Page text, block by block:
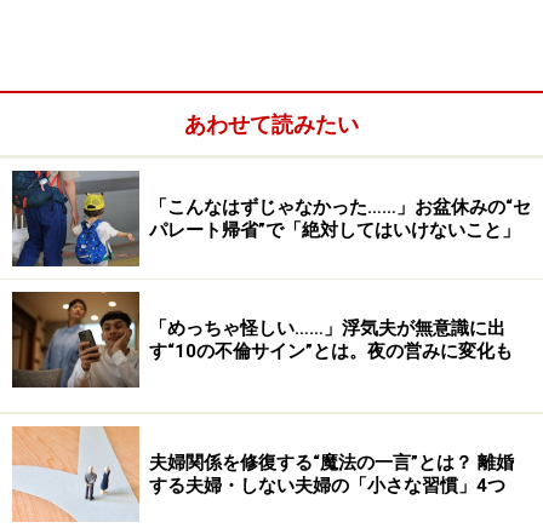
＜目次＞
女性の半数以上が「いらないプレゼントをもらったこと
がある」と回答
女性がもらって困るプレゼント1：服
女性がもらって困るプレゼント2：チープなアクセサリ
女性がもらって困るプレゼント3：インテリア雑貨
女性がもらって困るプレゼント4：微妙なブランドグッ
ズ
あわせて読みたい
「こんなはずじゃなかった……」お盆休みの“セ
パレート帰省”で「絶対してはいけないこと」
「めっちゃ怪しい……」浮気夫が無意識に出
す“10の不倫サイン”とは。夜の営みに変化も
夫婦関係を修復する“魔法の一言”とは？ 離婚
する夫婦・しない夫婦の「小さな習慣」4つ